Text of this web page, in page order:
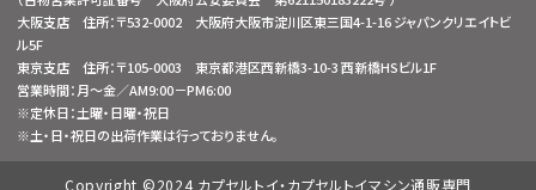
大阪支店 住所：〒532-0002 大阪府大阪市淀川区東三国4-1-16 ジャパンクリエイトビ
ル5F
東京支店 住所：〒105-0003 東京都港区西新橋3-10-3 西新橋HSビル1F
営業時間：月～金／AM9:00－PM6:00
※定休日：土曜・日曜・祝日
※土・日・祝日の出荷作業は行っておりません。
Copyright ©2024 カプセルトイ・カプセルトイマシン通販専門